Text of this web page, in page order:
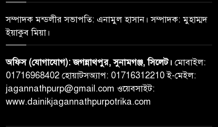
সম্পাদক মন্ডলীর সভাপতি: এনামুল হাসান। সম্পাদক: মুহাম্মদ
ইয়াকুব মিয়া।
অফিস (যোগাযোগ): জগন্নাথপুর, সুনামগঞ্জ, সিলেট। মোবাইল:
01716968402 হোয়াটসঅ্যাপ: 01716312210 ই-মেইল:
jagannathpurp@gmail.com ওয়েবসাইট:
www.dainikjagannathpurpotrika.com